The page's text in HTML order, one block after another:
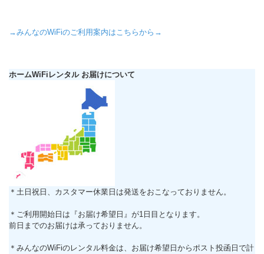
→みんなのWiFiのご利用案内はこちらから→
ホームWiFiレンタル お届けについて
＊土日祝日、カスタマー休業日は発送をおこなっておりません。
＊ご利用開始日は『お届け希望日』が1日目となります。
前日までのお届けは承っておりません。
＊みんなのWiFiのレンタル料金は、お届け希望日からポスト投函日で計